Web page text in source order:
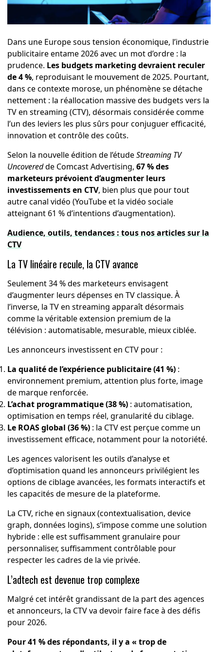
Dans une Europe sous tension économique, l’industrie
publicitaire entame 2026 avec un mot d’ordre : la
prudence. Les budgets marketing devraient reculer
de 4 %, reproduisant le mouvement de 2025. Pourtant,
dans ce contexte morose, un phénomène se détache
nettement : la réallocation massive des budgets vers la
TV en streaming (CTV), désormais considérée comme
l’un des leviers les plus sûrs pour conjuguer efficacité,
innovation et contrôle des coûts.
Selon la nouvelle édition de l’étudeStreaming TV
Uncoveredde Comcast Advertising, 67 % des
marketeurs prévoient d’augmenter leurs
investissements en CTV, bien plus que pour tout
autre canal vidéo (YouTube et la vidéo sociale
atteignant 61 % d’intentions d’augmentation).
Audience, outils, tendances : tous nos articles sur la
CTV
La TV linéaire recule, la CTV avance
Seulement 34 % des marketeurs envisagent
d’augmenter leurs dépenses en TV classique. À
l’inverse, la TV en streaming apparaît désormais
comme la véritable extension premium de la
télévision : automatisable, mesurable, mieux ciblée.
Les annonceurs investissent en CTV pour :
La qualité de l’expérience publicitaire (41 %):
environnement premium, attention plus forte, image
de marque renforcée.
L’achat programmatique (38 %): automatisation,
optimisation en temps réel, granularité du ciblage.
Le ROAS global (36 %): la CTV est perçue comme un
investissement efficace, notamment pour la notoriété.
Les agences valorisent les outils d’analyse et
d’optimisation quand les annonceurs privilégient les
options de ciblage avancées, les formats interactifs et
les capacités de mesure de la plateforme.
La CTV, riche en signaux (contextualisation, device
graph, données logins), s’impose comme une solution
hybride : elle est suffisamment granulaire pour
personnaliser, suffisamment contrôlable pour
respecter les cadres de la vie privée.
L’adtech est devenue trop complexe
Malgré cet intérêt grandissant de la part des agences
et annonceurs, la CTV va devoir faire face à des défis
pour 2026.
Pour 41 % des répondants, il y a « trop de